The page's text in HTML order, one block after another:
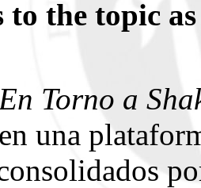
to the topic
Torno a
una